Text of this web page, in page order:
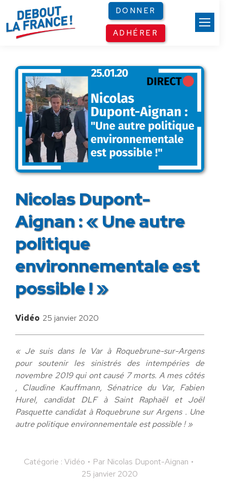
DONNER
ADHÉRER
Nicolas Dupont-
Aignan : « Une autre
politique
environnementale est
possible ! »
Vidéo 25 janvier 2020
« Je suis dans le Var à Roquebrune-sur-Argens
pour soutenir les sinistrés des intempéries de
novembre 2019 qui ont causé 7 morts. A mes côtés
, Claudine Kauffmann, Sénatrice du Var, Fabien
Hurel, candidat DLF à Saint Raphaël et Joël
Pasquette candidat à Roquebrune sur Argens . Une
autre politique environnementale est possible ! »
Catégorie : Vidéo Par Nicolas Dupont-Aignan
25 janvier 2020
Panneau de gestion des cookies